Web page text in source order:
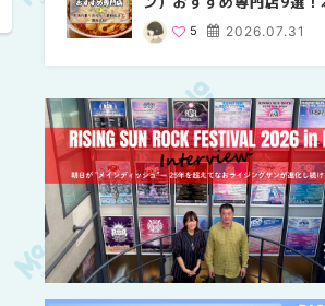
場の量り売りから最新店ま
徹底比較 | MouLa
2026.07.31
5 9
8